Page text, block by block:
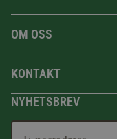
OM OSS
KONTAKT
NYHETSBREV